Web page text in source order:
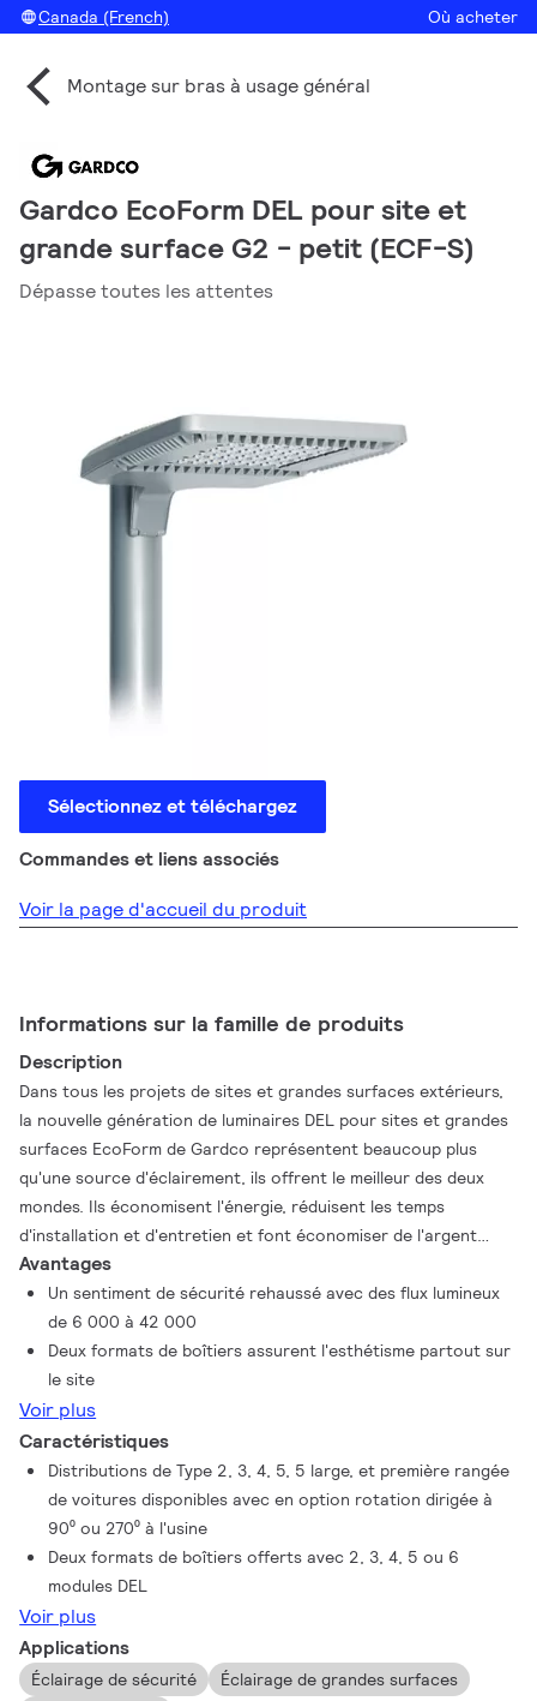
Canada (French) Où acheter
Montage sur bras à usage général
Gardco EcoForm DEL pour site et
grande surface G2 - petit (ECF-S)
Dépasse toutes les attentes
Sélectionnez et téléchargez
Commandes et liens associés
Voir la page d'accueil du produit
Informations sur la famille de produits
Description
Dans tous les projets de sites et grandes surfaces extérieurs,
la nouvelle génération de luminaires DEL pour sites et grandes
surfaces EcoForm de Gardco représentent beaucoup plus
qu'une source d'éclairement, ils offrent le meilleur des deux
mondes. Ils économisent l'énergie, réduisent les temps
d'installation et d'entretien et font économiser de l'argent
pour procurer une valeur significative et durable. Il ne s'agit
point de répondre seulement à des exigences technique. Il
s'agit de satisfaire les meilleurs intérêts des clients et d'en
faire plus pour réaliser de nouvelles économies et offrir plus de
commodités! convenances!
Avantages
Un sentiment de sécurité rehaussé avec des flux lumineux
de 6 000 à 42 000
Deux formats de boîtiers assurent l'esthétisme partout sur
le site
Voir plus
Caractéristiques
Distributions de Type 2, 3, 4, 5, 5 large, et première rangée
de voitures disponibles avec en option rotation dirigée à
90⁰ ou 270⁰ à l'usine
Deux formats de boîtiers offerts avec 2, 3, 4, 5 ou 6
modules DEL
Voir plus
Applications
Éclairage de sécurité
Éclairage de grandes surfaces